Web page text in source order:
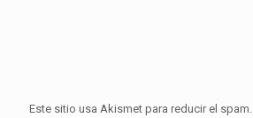
Este sitio usa Akismet para reducir el spam.